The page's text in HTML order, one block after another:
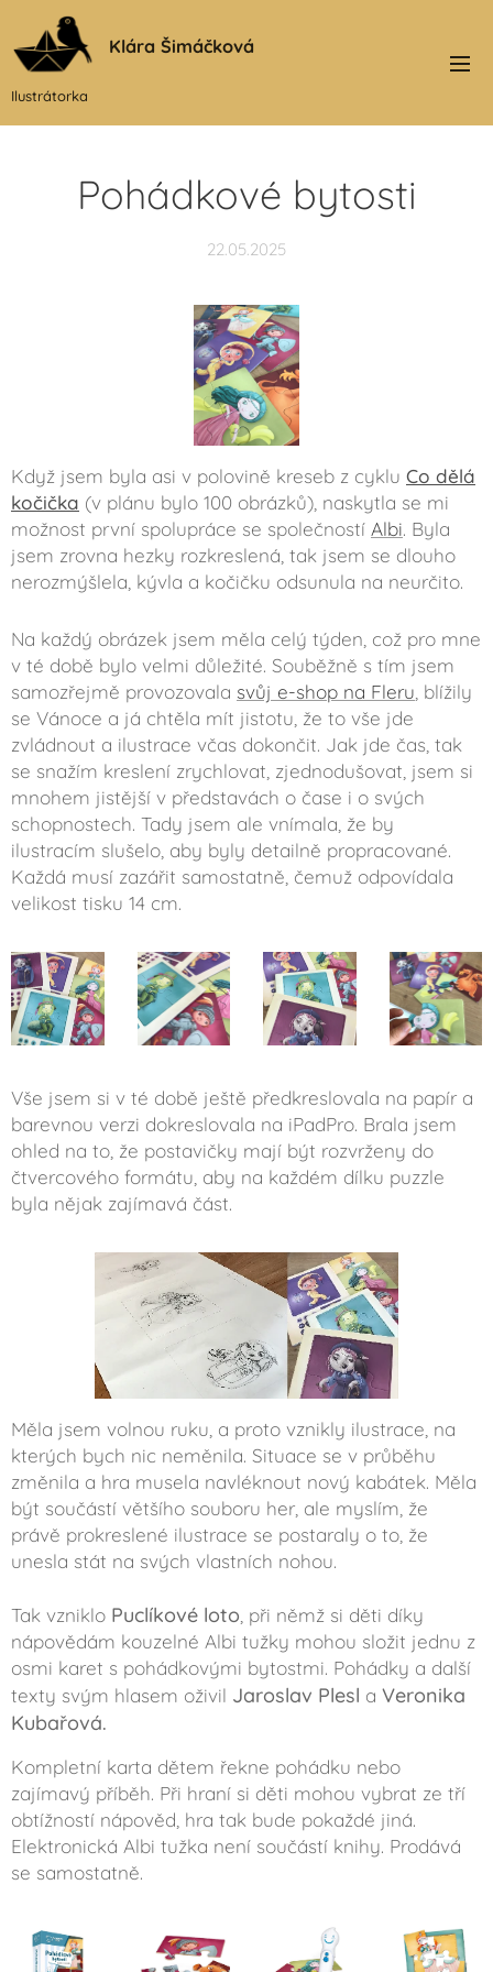
Klára Šimáčková
Ilustrátorka
Pohádkové bytosti
22.05.2025
Když jsem byla asi v polovině kreseb z cyklu Co dělá
kočička (v plánu bylo 100 obrázků), naskytla se mi
možnost první spolupráce se společností Albi. Byla
jsem zrovna hezky rozkreslená, tak jsem se dlouho
nerozmýšlela, kývla a kočičku odsunula na neurčito.
Na každý obrázek jsem měla celý týden, což pro mne
v té době bylo velmi důležité. Souběžně s tím jsem
samozřejmě provozovala svůj e-shop na Fleru, blížily
se Vánoce a já chtěla mít jistotu, že to vše jde
zvládnout a ilustrace včas dokončit. Jak jde čas, tak
se snažím kreslení zrychlovat, zjednodušovat, jsem si
mnohem jistější v představách o čase i o svých
schopnostech. Tady jsem ale vnímala, že by
ilustracím slušelo, aby byly detailně propracované.
Každá musí zazářit samostatně, čemuž odpovídala
velikost tisku 14 cm.
Vše jsem si v té době ještě předkreslovala na papír a
barevnou verzi dokreslovala na iPadPro. Brala jsem
ohled na to, že postavičky mají být rozvrženy do
čtvercového formátu, aby na každém dílku puzzle
byla nějak zajímavá část.
Měla jsem volnou ruku, a proto vznikly ilustrace, na
kterých bych nic neměnila. Situace se v průběhu
změnila a hra musela navléknout nový kabátek. Měla
být součástí většího souboru her, ale myslím, že
právě prokreslené ilustrace se postaraly o to, že
unesla stát na svých vlastních nohou.
Tak vzniklo Puclíkové loto , při němž si děti díky
nápovědám kouzelné Albi tužky mohou složit jednu z
osmi karet s pohádkovými bytostmi. Pohádky a další
texty svým hlasem oživil Jaroslav Plesl a Veronika
Kubařová.
Kompletní karta dětem řekne pohádku nebo
zajímavý příběh. Při hraní si děti mohou vybrat ze tří
obtížností nápověd, hra tak bude pokaždé jiná.
Elektronická Albi tužka není součástí knihy. Prodává
se samostatně.